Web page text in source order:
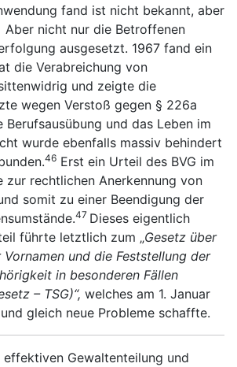
fand ist nicht bekannt, aber
Aber nicht nur die Betroffenen
ausgesetzt. 1967 fand ein
die Verabreichung von
und zeigte die
wegen Verstoß gegen § 226a
Berufsausübung und das Leben im
wurde ebenfalls massiv behindert
46 Erst ein Urteil des BVG im
zur rechtlichen Anerkennung von
somit zu einer Beendigung der
47 Dieses eigentlich
führte letztlich zum „Gesetz über
und die Feststellung der
in besonderen Fällen
– TSG)“, welches am 1. Januar
gleich neue Probleme schaffte.
effektiven Gewaltenteilung und